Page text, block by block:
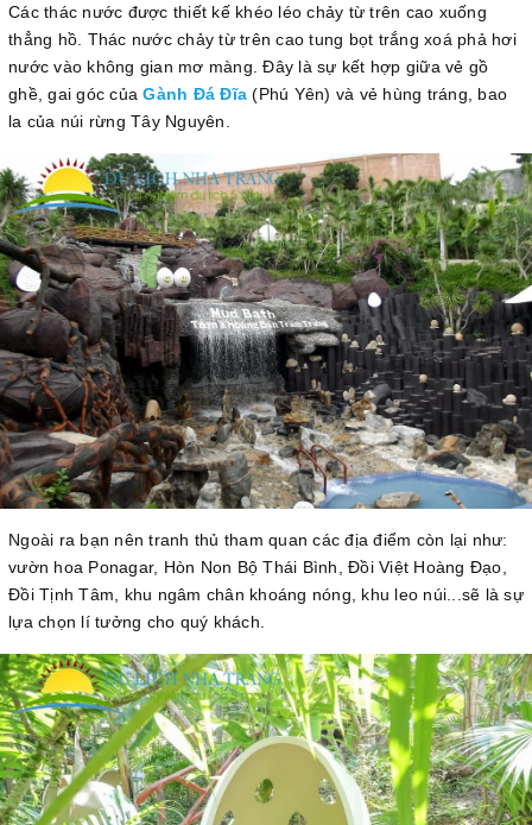
Các thác nước được thiết kế khéo léo chảy từ trên cao xuống
thẳng hồ. Thác nước chảy từ trên cao tung bọt trắng xoá phả hơi
nước vào không gian mơ màng. Đây là sự kết hợp giữa vẻ gồ
ghề, gai góc củaGành Đá Đĩa (Phú Yên) và vẻ hùng tráng, bao
la của núi rừng Tây Nguyên.
Ngoài ra bạn nên tranh thủ tham quan các địa điểm còn lại như:
vườn hoa Ponagar, Hòn Non Bộ Thái Bình, Đồi Việt Hoàng Đạo,
Đồi Tịnh Tâm, khu ngâm chân khoáng nóng, khu leo núi...sẽ là sự
lựa chọn lí tưởng cho quý khách.